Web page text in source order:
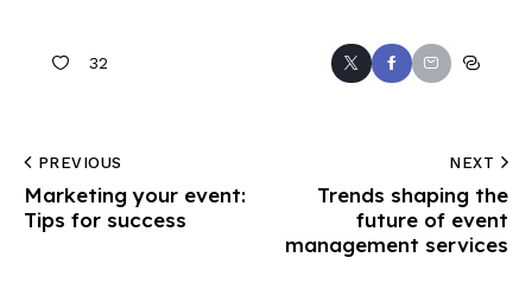
32
PREVIOUS
Marketing your event:
Tips for success
NEXT
Trends shaping the
future of event
management services